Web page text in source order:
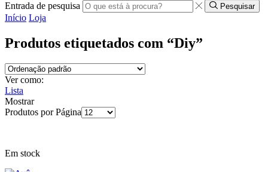
Entrada de pesquisa
Pesquisar
Início Loja
Produtos etiquetados com “Diy”
Ver como:
Lista
Mostrar
Produtos por Página
Em stock